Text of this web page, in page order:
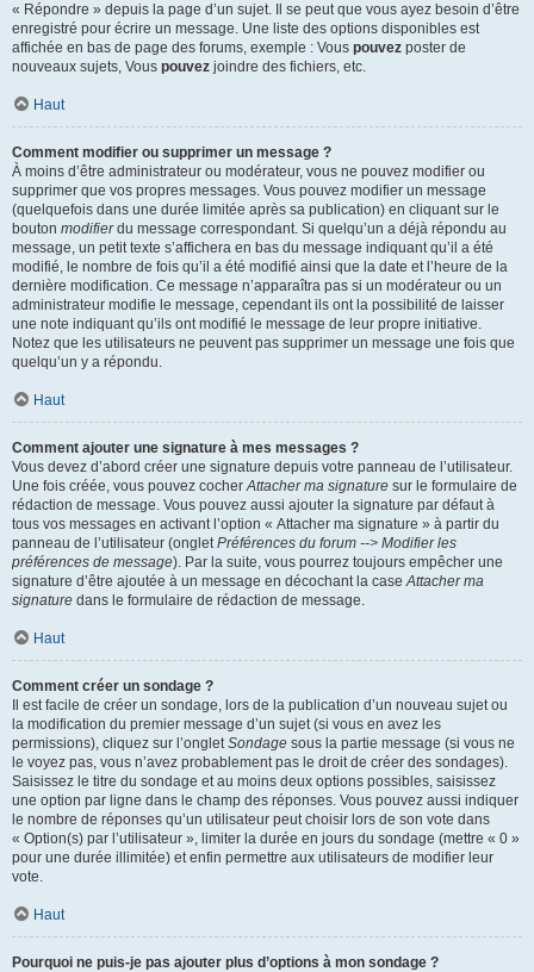
« Répondre » depuis la page d’un sujet. Il se peut que vous ayez besoin d’être
enregistré pour écrire un message. Une liste des options disponibles est
affichée en bas de page des forums, exemple : Vous pouvez poster de
nouveaux sujets, Vous pouvez joindre des fichiers, etc.
Haut
Comment modifier ou supprimer un message ?
À moins d’être administrateur ou modérateur, vous ne pouvez modifier ou
supprimer que vos propres messages. Vous pouvez modifier un message
(quelquefois dans une durée limitée après sa publication) en cliquant sur le
bouton modifierdu message correspondant. Si quelqu’un a déjà répondu au
message, un petit texte s’affichera en bas du message indiquant qu’il a été
modifié, le nombre de fois qu’il a été modifié ainsi que la date et l’heure de la
dernière modification. Ce message n’apparaîtra pas si un modérateur ou un
administrateur modifie le message, cependant ils ont la possibilité de laisser
une note indiquant qu’ils ont modifié le message de leur propre initiative.
Notez que les utilisateurs ne peuvent pas supprimer un message une fois que
quelqu’un y a répondu.
Haut
Comment ajouter une signature à mes messages ?
Vous devez d’abord créer une signature depuis votre panneau de l’utilisateur.
Une fois créée, vous pouvez cocherAttacher ma signature sur le formulaire de
rédaction de message. Vous pouvez aussi ajouter la signature par défaut à
tous vos messages en activant l’option « Attacher ma signature » à partir du
panneau de l’utilisateur (ongletPréférences du forum --> Modifier les
préférences de message). Par la suite, vous pourrez toujours empêcher une
signature d’être ajoutée à un message en décochant la caseAttacher ma
signature dans le formulaire de rédaction de message.
Haut
Comment créer un sondage ?
Il est facile de créer un sondage, lors de la publication d’un nouveau sujet ou
la modification du premier message d’un sujet (si vous en avez les
permissions), cliquez sur l’ongletSondage sous la partie message (si vous ne
le voyez pas, vous n’avez probablement pas le droit de créer des sondages).
Saisissez le titre du sondage et au moins deux options possibles, saisissez
une option par ligne dans le champ des réponses. Vous pouvez aussi indiquer
le nombre de réponses qu’un utilisateur peut choisir lors de son vote dans
« Option(s) par l’utilisateur », limiter la durée en jours du sondage (mettre « 0 »
pour une durée illimitée) et enfin permettre aux utilisateurs de modifier leur
vote.
Haut
Pourquoi ne puis-je pas ajouter plus d’options à mon sondage ?